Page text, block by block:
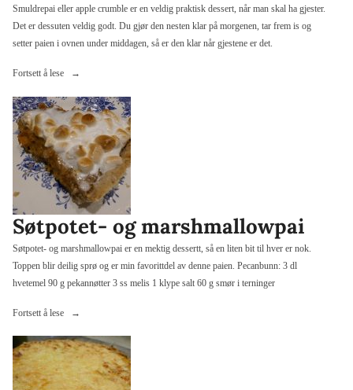
Smuldrepai eller apple crumble er en veldig praktisk dessert, når man skal ha gjester.
Det er dessuten veldig godt. Du gjør den nesten klar på morgenen, tar frem is og
setter paien i ovnen under middagen, så er den klar når gjestene er det.
Fortsett å lese
«Smuldrepai
eple
eller
apple
crumble»
Søtpotet- og marshmallowpai
Søtpotet- og marshmallowpai er en mektig dessertt, så en liten bit til hver er nok.
Toppen blir deilig sprø og er min favorittdel av denne paien. Pecanbunn: 3 dl
hvetemel 90 g pekannøtter 3 ss melis 1 klype salt 60 g smør i terninger
Fortsett å lese
«Søtpotet-
marshmallowpai»